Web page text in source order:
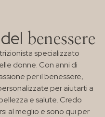
benessere
specializzato
donne. Con anni di
per il benessere,
per aiutarti a
e salute. Credo
al meglio e sono qui per